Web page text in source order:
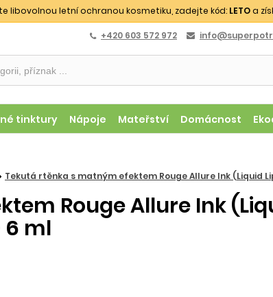
libovolnou letní ochranou kosmetiku, zadejte kód: LETOa
+420 603 572 972
tinktury Nápoje Mateřství Domácnost
Tekutá rtěnka s matným efektem Rouge Allure Ink (Liquid
Rouge Allure Ink
6 ml